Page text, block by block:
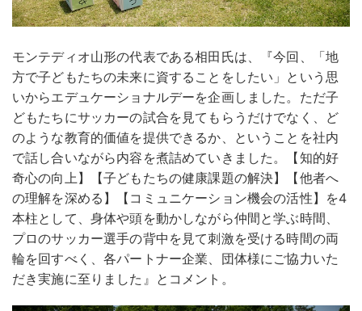
モンテディオ山形の代表である相田氏は、『今回、「地
方で子どもたちの未来に資することをしたい」という思
いからエデュケーショナルデーを企画しました。ただ子
どもたちにサッカーの試合を見てもらうだけでなく、ど
のような教育的価値を提供できるか、ということを社内
で話し合いながら内容を煮詰めていきました。【知的好
奇心の向上】【子どもたちの健康課題の解決】【他者へ
の理解を深める】【コミュニケーション機会の活性】を4
本柱として、身体や頭を動かしながら仲間と学ぶ時間、
プロのサッカー選手の背中を見て刺激を受ける時間の両
輪を回すべく、各パートナー企業、団体様にご協力いた
だき実施に至りました』とコメント。